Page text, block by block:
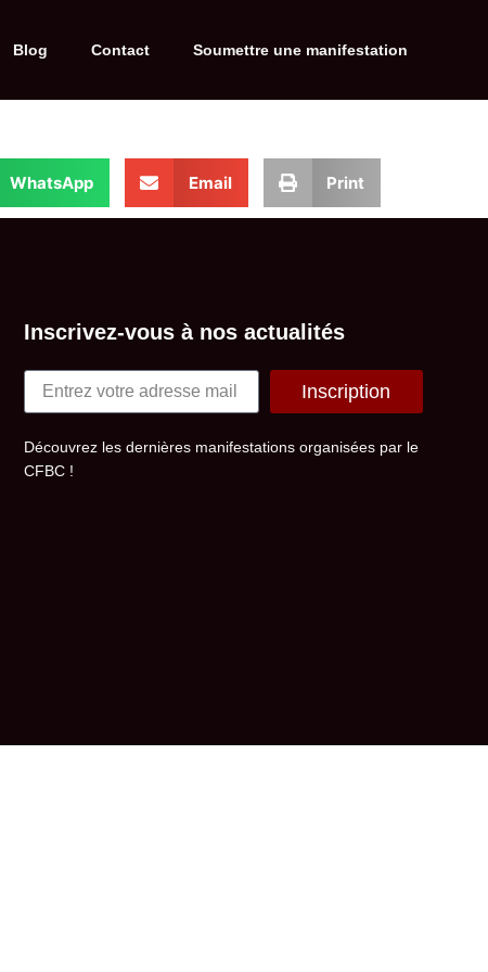
Blog Contact Soumettre une manifestation
WhatsApp Email Print
Inscrivez-vous à nos actualités
Inscription
Découvrez les dernières manifestations organisées par le
CFBC !